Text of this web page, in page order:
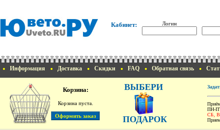
Кабинет: Логин
Информация Доставка Скидки FAQ Обратная связь
Корзина:
Корзина пуста.
ВЫБЕРИ
ПОДАРОК
ПН-
СБ,